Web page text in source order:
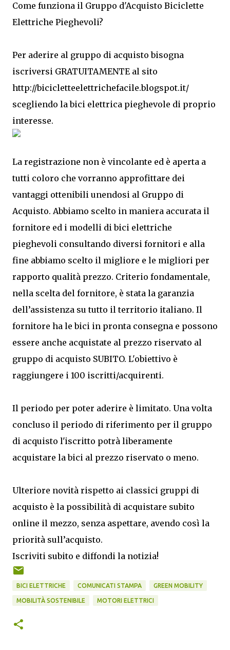
Come funziona il Gruppo d'Acquisto Biciclette
Elettriche Pieghevoli?
Per aderire al gruppo di acquisto bisogna
iscriversi GRATUITAMENTE al sito
http://bicicletteelettrichefacile.blogspot.it/
scegliendo la bici elettrica pieghevole di proprio
interesse.
La registrazione non è vincolante ed è aperta a
tutti coloro che vorranno approfittare dei
vantaggi ottenibili unendosi al Gruppo di
Acquisto. Abbiamo scelto in maniera accurata il
fornitore ed i modelli di bici elettriche
pieghevoli consultando diversi fornitori e alla
fine abbiamo scelto il migliore e le migliori per
rapporto qualità prezzo. Criterio fondamentale,
nella scelta del fornitore, è stata la garanzia
dell’assistenza su tutto il territorio italiano. Il
fornitore ha le bici in pronta consegna e possono
essere anche acquistate al prezzo riservato al
gruppo di acquisto SUBITO. L'obiettivo è
raggiungere i 100 iscritti/acquirenti.
Il periodo per poter aderire è limitato. Una volta
concluso il periodo di riferimento per il gruppo
di acquisto l'iscritto potrà liberamente
acquistare la bici al prezzo riservato o meno.
Ulteriore novità rispetto ai classici gruppi di
acquisto è la possibilità di acquistare subito
online il mezzo, senza aspettare, avendo così la
priorità sull’acquisto.
Iscriviti subito e diffondi la notizia!
BICI ELETTRICHE COMUNICATI STAMPA GREEN MOBILITY
MOBILITÀ SOSTENIBILE MOTORI ELETTRICI